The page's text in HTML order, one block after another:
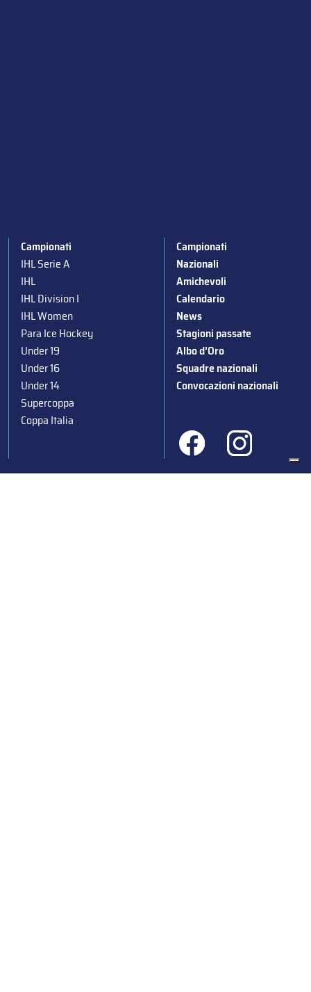
Campionati
IHL Serie A
IHL
IHL Division I
IHL Women
Para Ice Hockey
Under 19
Under 16
Under 14
Supercoppa
Coppa Italia
Campionati
Nazionali
Amichevoli
Calendario
News
Stagioni passate
Albo d’Oro
Squadre nazionali
Convocazioni nazionali